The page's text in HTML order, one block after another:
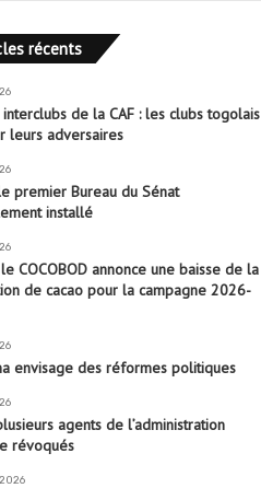
récents
interclubs de la CAF : les clubs togolais
leurs adversaires
premier Bureau du Sénat
installé
le COCOBOD annonce une baisse de la
de cacao pour la campagne 2026-
envisage des réformes politiques
agents de l’administration
révoqués